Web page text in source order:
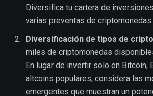
Diversifica tu cartera de
varias preventas de criptomonedas.
Diversificación de tipos de
miles de criptomonedas
En lugar de invertir solo en Bitcoin,
altcoins populares, considera las
emergentes que muestran un